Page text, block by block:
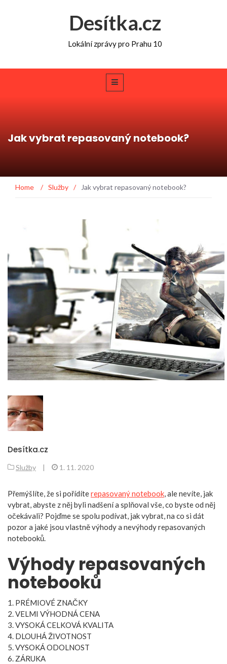
Desítka.cz
Lokální zprávy pro Prahu 10
Jak vybrat repasovaný notebook?
Home / Služby / Jak vybrat repasovaný notebook?
Desítka.cz
Služby | 1. 11. 2020
Přemýšlíte, že si pořídíterepasovaný notebook, ale nevíte, jak
vybrat, abyste z něj byli nadšení a splňoval vše, co byste od něj
očekávali? Pojďme se spolu podívat, jak vybrat, na co si dát
pozor a jaké jsou vlastně výhody a nevýhody repasovaných
notebooků.
Výhody repasovaných
notebooků
1. PRÉMIOVÉ ZNAČKY
2. VELMI VÝHODNÁ CENA
3. VYSOKÁ CELKOVÁ KVALITA
4. DLOUHÁ ŽIVOTNOST
5. VYSOKÁ ODOLNOST
6. ZÁRUKA